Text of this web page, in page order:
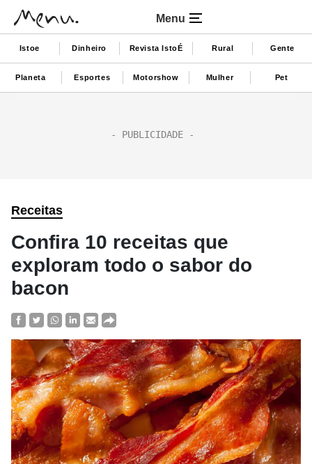
Menu
Istoe Dinheiro Revista IstoÉ Rural Gente
Planeta Esportes Motorshow Mulher Pet
Receitas
Confira 10 receitas que
exploram todo o sabor do
bacon